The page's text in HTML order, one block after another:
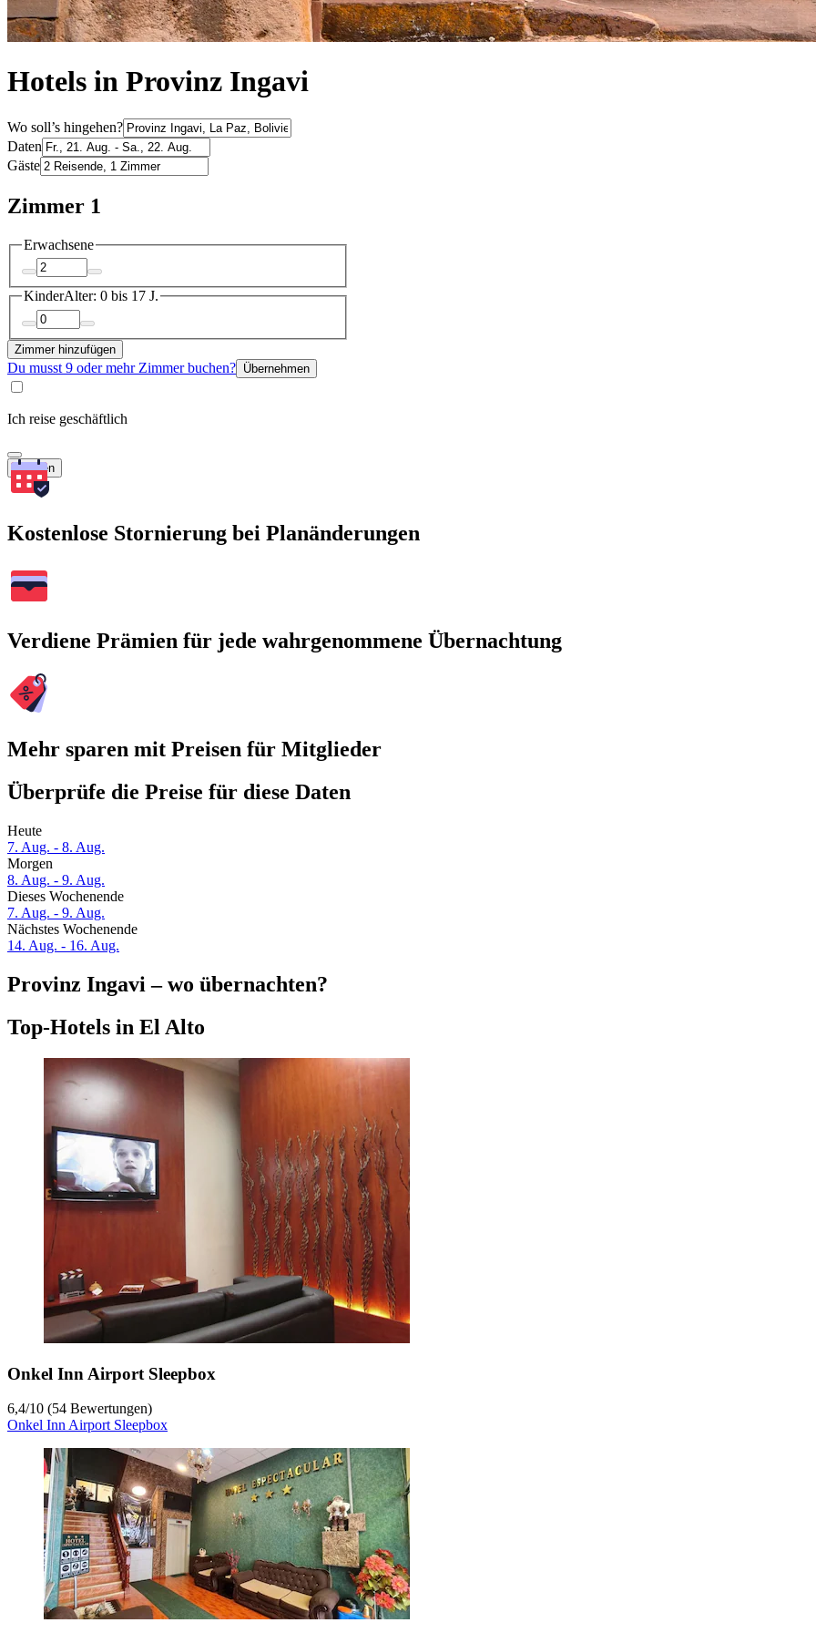
Hotels in Provinz Ingavi
Wo soll’s hingehen?
Daten
Gäste
Zimmer 1
Erwachsene
KinderAlter: 0 bis 17 J.
Zimmer hinzufügen
Du musst 9 oder mehr Zimmer buchen? Übernehmen
Ich reise geschäftlich
Suchen
Kostenlose Stornierung bei Planänderungen
Verdiene Prämien für jede wahrgenommene Übernachtung
Mehr sparen mit Preisen für Mitglieder
Überprüfe die Preise für diese Daten
Heute
7. Aug. - 8. Aug.
Morgen
8. Aug. - 9. Aug.
Dieses Wochenende
7. Aug. - 9. Aug.
Nächstes Wochenende
14. Aug. - 16. Aug.
Provinz Ingavi – wo übernachten?
Top-Hotels in El Alto
Onkel Inn Airport Sleepbox
6,4/10 (54 Bewertungen)
Onkel Inn Airport Sleepbox